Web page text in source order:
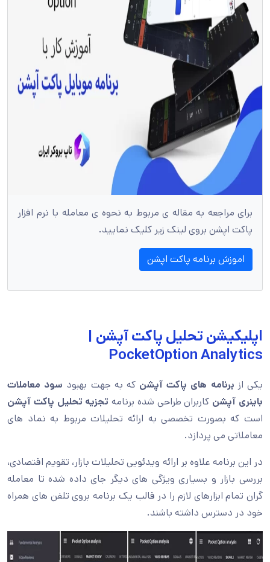
برای مراجعه به مقاله ی مربوط به نحوه ی معامله با نرم افزار
پاکت اپشن بروی لینک زیر کلیک نمایید.
اموزش برنامه پاکت اپشن
اپلیکیشن تحلیل پاکت آپشن |
PocketOption Analytics
یکی از برنامه های پاکت آپشنکه به جهت بهبود سود معاملات
باینری آپشن کاربران طراحی شده برنامه تجزیه تحلیل پاکت آپشن
است که بصورت تخصصی به ارائه تحلیلات مربوط به نماد های
معاملاتی می پردازد.
در این برنامه علاوه بر ارائه ویدئویی تحلیلات بازار، تقویم اقتصادی،
بررسی بازار و بسیاری ویژگی های دیگر جای داده شده تا معامله
گران تمام ابزارهای لازم را در قالب یک برنامه بروی تلفن های همراه
خود در دسترس داشته باشند.